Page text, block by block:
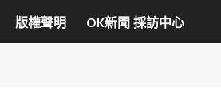
版權聲明 OK新聞 採訪中心